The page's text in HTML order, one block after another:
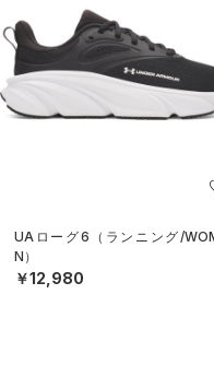
UAローグ6（ランニング/
N）
￥12,980